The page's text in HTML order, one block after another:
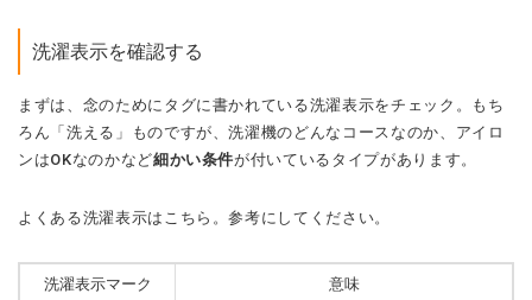
洗濯表示を確認する
まずは、念のためにタグに書かれている洗濯表示をチェック。もち
ろん「洗える」ものですが、洗濯機のどんなコースなのか、アイロ
ンはOKなのかなど細かい条件が付いているタイプがあります。
よくある洗濯表示はこちら。参考にしてください。
洗濯表示マーク 意味